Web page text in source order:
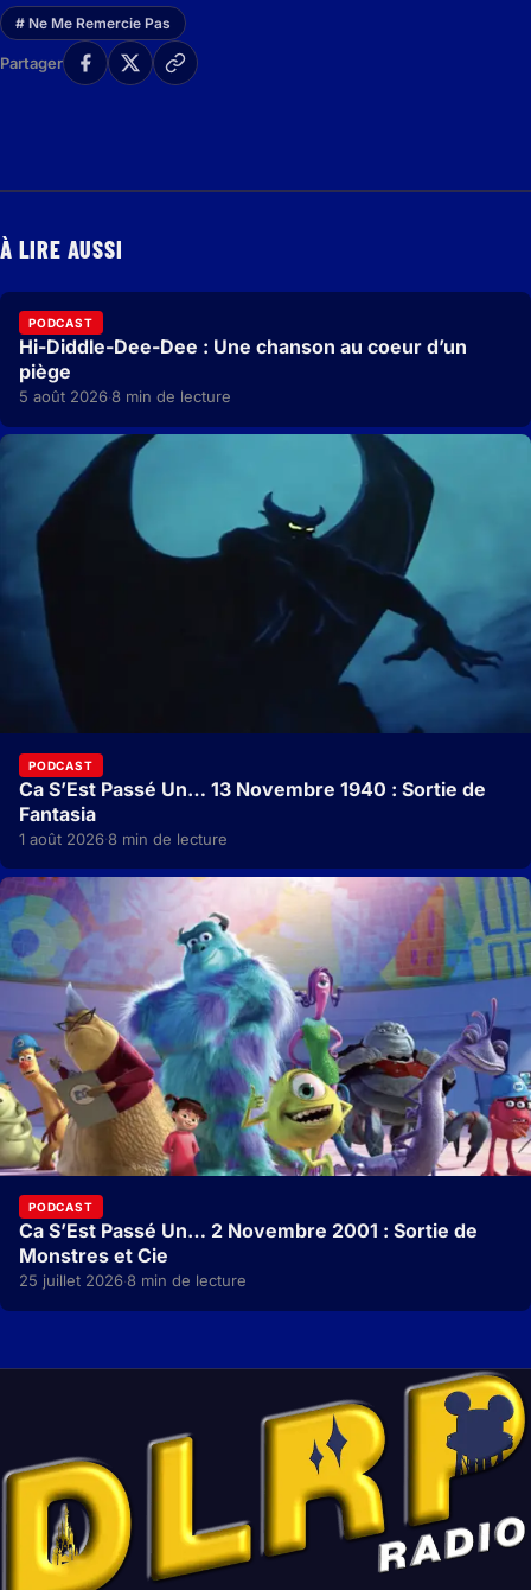
# Ne Me Remercie Pas
Partager
À LIRE AUSSI
PODCAST
Hi-Diddle-Dee-Dee : Une chanson au coeur d’un
piège
5 août 2026·8 min de lecture
PODCAST
Ca S’Est Passé Un… 13 Novembre 1940 : Sortie de
Fantasia
1 août 2026·8 min de lecture
PODCAST
Ca S’Est Passé Un… 2 Novembre 2001 : Sortie de
Monstres et Cie
25 juillet 2026·8 min de lecture